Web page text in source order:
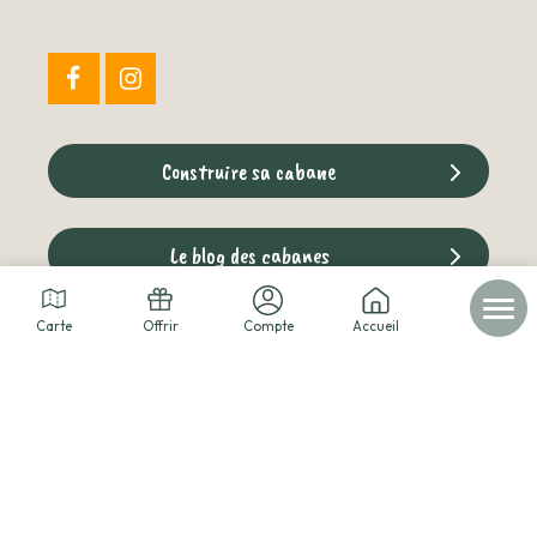
Carte Offrir Compte Accueil
Construire sa cabane
Le blog des cabanes